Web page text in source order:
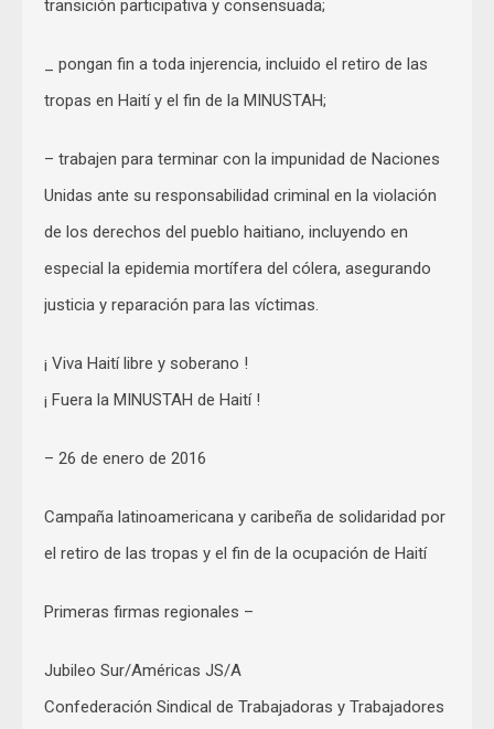
transición participativa y consensuada;
_ pongan fin a toda injerencia, incluido el retiro de las
tropas en Haití y el fin de la MINUSTAH;
– trabajen para terminar con la impunidad de Naciones
Unidas ante su responsabilidad criminal en la violación
de los derechos del pueblo haitiano, incluyendo en
especial la epidemia mortífera del cólera, asegurando
justicia y reparación para las víctimas.
¡ Viva Haití libre y soberano !
¡ Fuera la MINUSTAH de Haití !
– 26 de enero de 2016
Campaña latinoamericana y caribeña de solidaridad por
el retiro de las tropas y el fin de la ocupación de Haití
Primeras firmas regionales –
Jubileo Sur/Américas JS/A
Confederación Sindical de Trabajadoras y Trabajadores